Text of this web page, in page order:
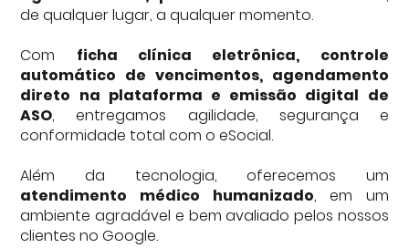
de qualquer lugar, a qualquer momento.
Com ficha clínica eletrônica, controle
automático de vencimentos, agendamento
direto na plataforma e emissão digital de
ASO, entregamos agilidade, segurança e
conformidade total com o eSocial.
Além da tecnologia, oferecemos um
atendimento médico humanizado, em um
ambiente agradável e bem avaliado pelos nossos
clientes no Google.